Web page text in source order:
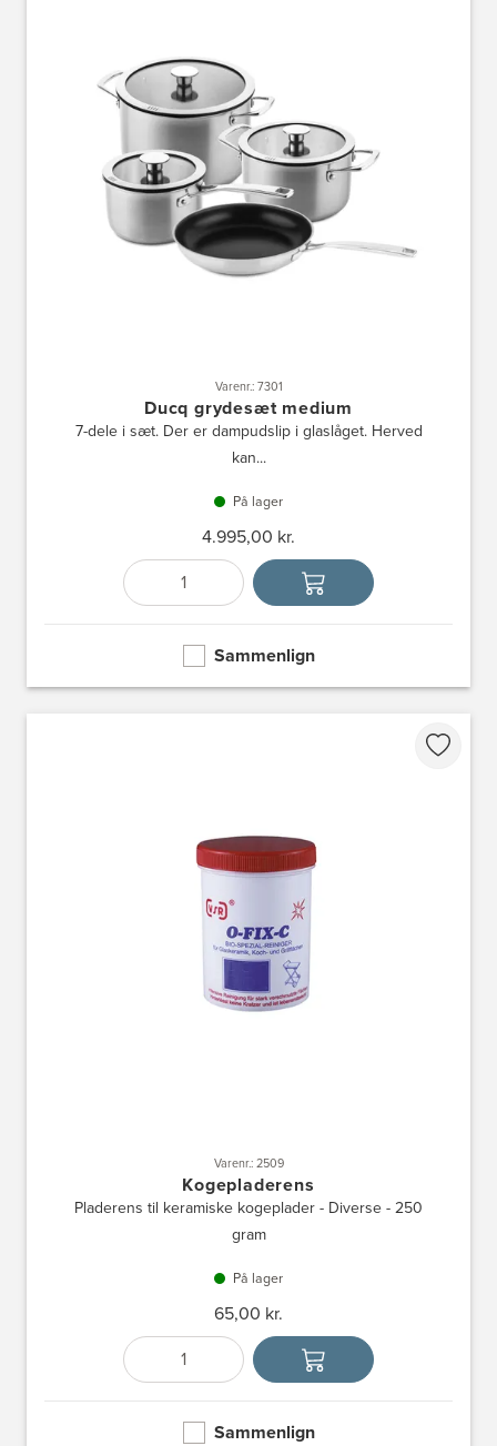
Varenr.: 7301
Ducq grydesæt medium
7-dele i sæt. Der er dampudslip i glaslåget. Herved
kan...
På lager
4.995,00 kr.
Antal
Vælg enhed
Sammenlign
Varenr.: 2509
Kogepladerens
Pladerens til keramiske kogeplader - Diverse - 250
gram
På lager
65,00 kr.
Antal
Vælg enhed
Sammenlign